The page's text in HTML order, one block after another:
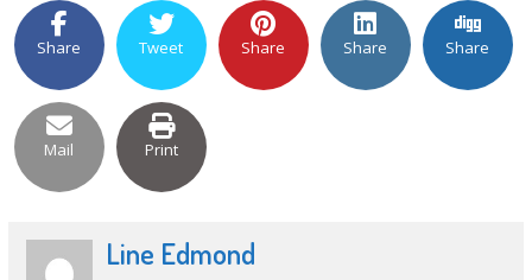
Share Tweet Share Share Share
Mail Print
Line Edmond